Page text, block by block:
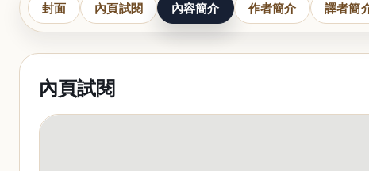
封面 內頁試閱 內容簡介 作者簡介 譯者簡
內頁試閱